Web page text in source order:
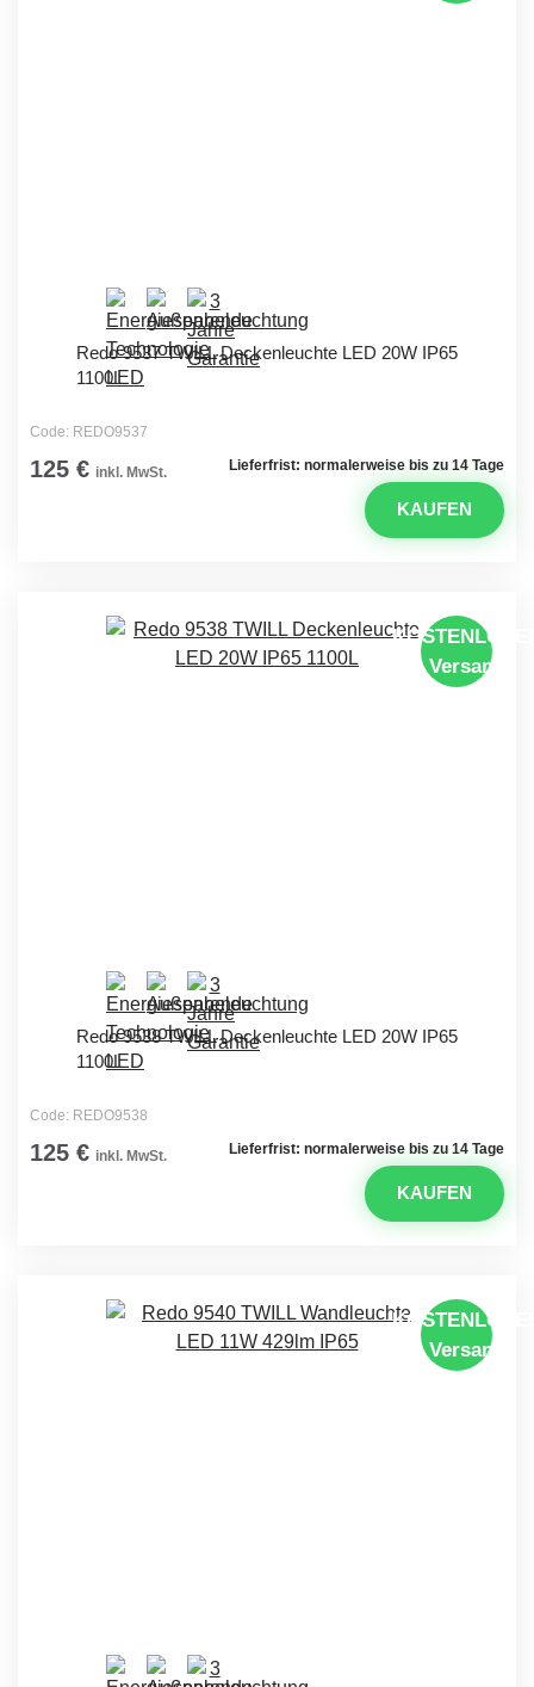
Redo 9537 TWILL Deckenleuchte LED 20W IP65
1100L
Code: REDO9537
Lieferfrist: normalerweise bis zu 14 Tage
125 € inkl. MwSt.
KAUFEN
Versand
Redo 9538 TWILL Deckenleuchte LED 20W IP65
1100L
Code: REDO9538
Lieferfrist: normalerweise bis zu 14 Tage
125 € inkl. MwSt.
KAUFEN
Versand